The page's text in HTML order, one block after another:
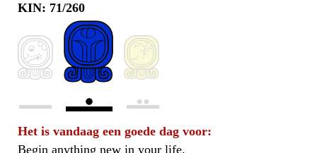
KIN: 71/260
Het is vandaag een goede dag voor:
Begin anything new in your life.